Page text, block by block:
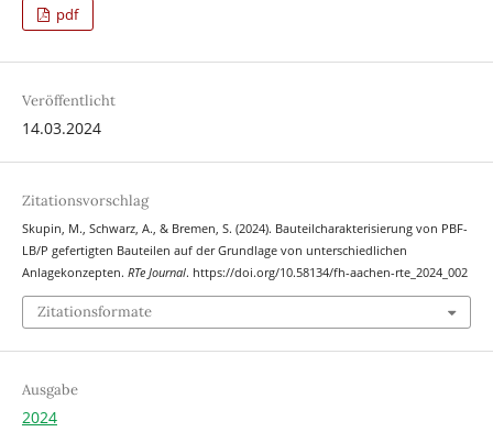
pdf
Veröffentlicht
14.03.2024
Zitationsvorschlag
Skupin, M., Schwarz, A., & Bremen, S. (2024). Bauteilcharakterisierung von PBF-
LB/P gefertigten Bauteilen auf der Grundlage von unterschiedlichen
Anlagekonzepten. RTe Journal. https://doi.org/10.58134/fh-aachen-rte_2024_002
Zitationsformate
Ausgabe
2024